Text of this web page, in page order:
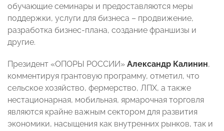
обучающие семинары и предоставляются меры
поддержки, услуги для бизнеса – продвижение,
разработка бизнес-плана, создание франшизы и
другие.
Президент «ОПОРЫ РОССИИ» Александр Калинин,
комментируя грантовую программу, отметил, что
сельское хозяйство, фермерство, ЛПХ, а также
нестационарная, мобильная, ярмарочная торговля
являются крайне важным сектором для развития
экономики, насыщения как внутренних рынков, так и